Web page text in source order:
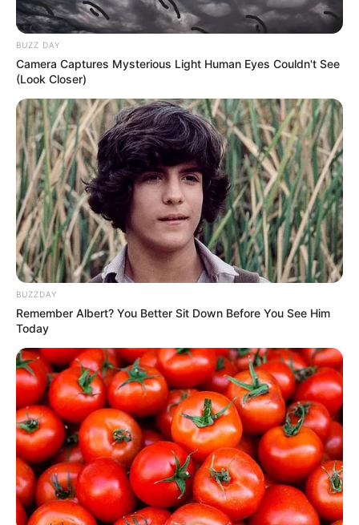
TAGS
ΕΞΩ ΠΑΝΑΓΙΤΣΑ
ΜΗΧΑΝΗ
ΠΟΥ ΕΓΙΝΕ ΤΡΟΧΑΙΟ ΣΤΗΝ ΕΥΒΟΙΑ
ΤΑΥΤΟΤΗΤΑ ΚΑΙ ΕΠΙΚΟΙΝΩΝΙΑ ΟΡΟΙ ΧΡΗΣΗΣ
BUZZ DAY
Camera Captures Mysterious Light Human Eyes Couldn't See
(Look Closer)
BUZZDAY
Remember Albert? You Better Sit Down Before You See Him
Today